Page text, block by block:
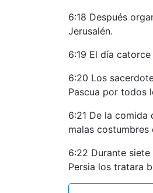
6:18 Después
Jerusalén.
6:19 El día
6:20 Los
Pascua por todos
6:21 De la
malas
6:22 Durante
Persia los tratara